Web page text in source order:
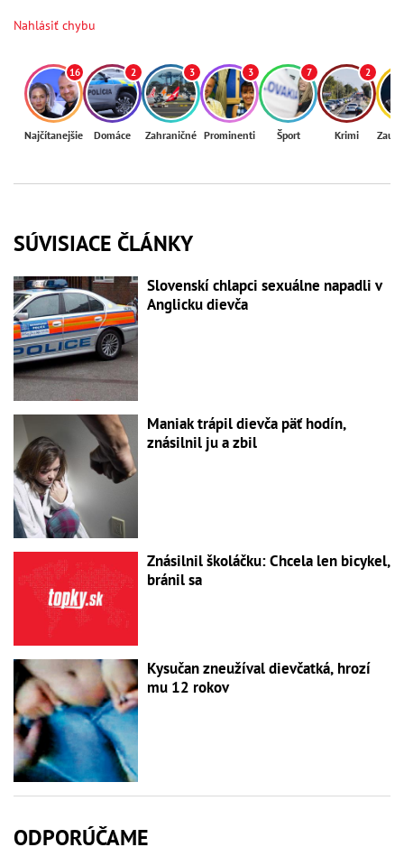
Nahlásiť chybu
16
Najčítanejšie
2
Domáce
3
Zahraničné
3
Prominenti
7
Šport
2
Krimi
SÚVISIACE ČLÁNKY
Slovenskí chlapci sexuálne napadli v
Anglicku dievča
Maniak trápil dievča päť hodín,
znásilnil ju a zbil
Znásilnil školáčku: Chcela len bicykel,
bránil sa
Kysučan zneužíval dievčatká, hrozí
mu 12 rokov
ODPORÚČAME